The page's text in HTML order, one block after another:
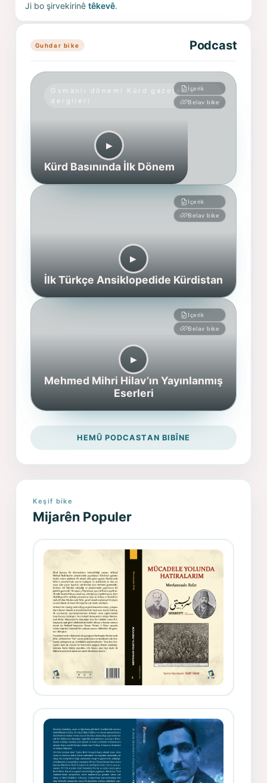
Ji bo şirvekirinêtêkevê.
Guhdar bike Podcast
Osmanlı dönemi Kürd gazete ve
dergileri
İçerik
Belav bike
▶︎
Kürd Basınında İlk Dönem
İçerik
Belav bike
▶︎
İlk Türkçe Ansiklopedide Kürdistan
İçerik
Belav bike
▶︎
Mehmed Mihri Hilav’ın Yayınlanmış
Eserleri
HEMÛ PODCASTAN BIBÎNE
Keşif bike
Mijarên Populer